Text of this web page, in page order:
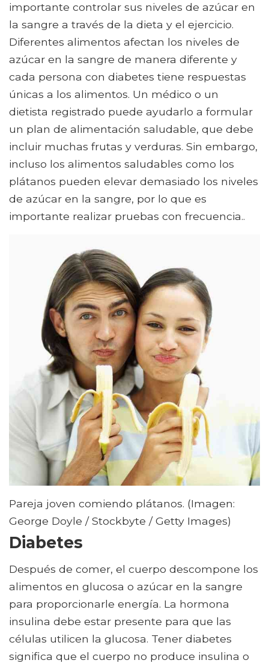
importante controlar sus niveles de azúcar en
la sangre a través de la dieta y el ejercicio.
Diferentes alimentos afectan los niveles de
azúcar en la sangre de manera diferente y
cada persona con diabetes tiene respuestas
únicas a los alimentos. Un médico o un
dietista registrado puede ayudarlo a formular
un plan de alimentación saludable, que debe
incluir muchas frutas y verduras. Sin embargo,
incluso los alimentos saludables como los
plátanos pueden elevar demasiado los niveles
de azúcar en la sangre, por lo que es
importante realizar pruebas con frecuencia..
Pareja joven comiendo plátanos. (Imagen:
George Doyle / Stockbyte / Getty Images)
Diabetes
Después de comer, el cuerpo descompone los
alimentos en glucosa o azúcar en la sangre
para proporcionarle energía. La hormona
insulina debe estar presente para que las
células utilicen la glucosa. Tener diabetes
significa que el cuerpo no produce insulina o